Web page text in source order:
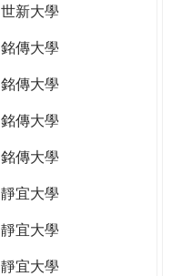
世新大學
銘傳大學
銘傳大學
銘傳大學
銘傳大學
靜宜大學
靜宜大學
靜宜大學